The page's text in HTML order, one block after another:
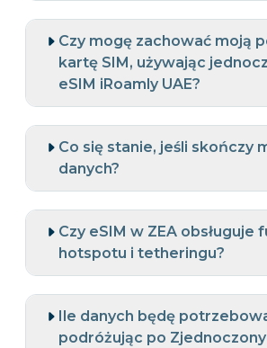
Czy mogę zachować moją
kartę SIM, używając
eSIM iRoamly UAE?
Co się stanie, jeśli skończy
danych?
Czy eSIM w ZEA obsługuje
hotspotu i tetheringu?
Ile danych będę
podróżując po